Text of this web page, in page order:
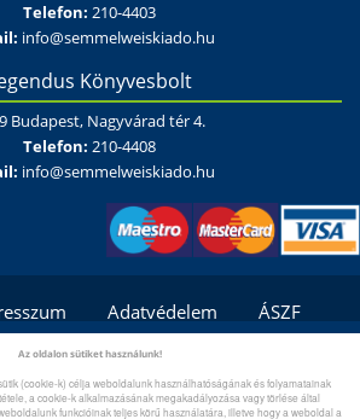
Az oldalon sütiket használunk!
(cookie-k) célja weboldalunk használhatóságának és folyamatainak
a cookie-k alkalmazásának megakadályozása vagy törlése által
funkcióinak teljes körű használatára, illetve hogy a weboldal a
Telefon: 210-4403
info@semmelweiskiado.hu
Könyvesbolt
Budapest, Nagyvárad tér 4.
Telefon: 210-4408
info@semmelweiskiado.hu
Adatvédelem
ÁSZF
feltételek/módok
Gyík/Súgó